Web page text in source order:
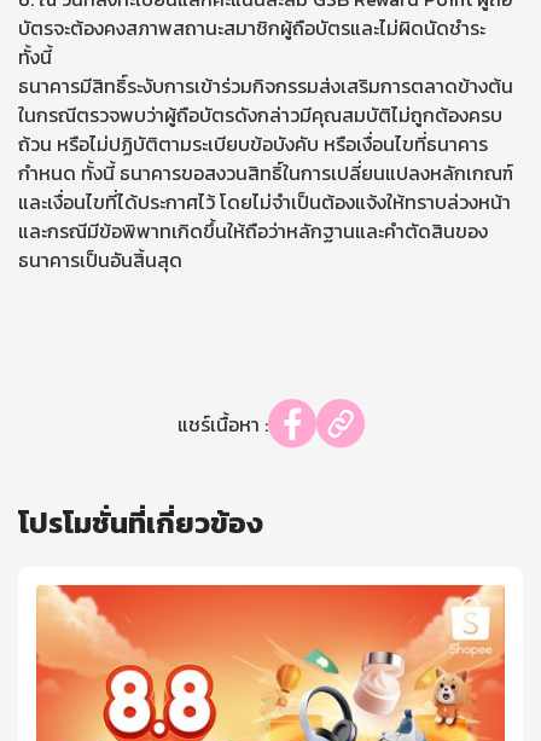
บัตรจะต้องคงสภาพสถานะสมาชิกผู้ถือบัตรและไม่ผิดนัดชำระ
ทั้งนี้
ธนาคารมีสิทธิ์ระงับการเข้าร่วมกิจกรรมส่งเสริมการตลาดข้างต้น
ในกรณีตรวจพบว่าผู้ถือบัตรดังกล่าวมีคุณสมบัติไม่ถูกต้องครบ
ถ้วน หรือไม่ปฏิบัติตามระเบียบข้อบังคับ หรือเงื่อนไขที่ธนาคาร
กำหนด ทั้งนี้ ธนาคารขอสงวนสิทธิ์ในการเปลี่ยนแปลงหลักเกณฑ์
และเงื่อนไขที่ได้ประกาศไว้ โดยไม่จำเป็นต้องแจ้งให้ทราบล่วงหน้า
และกรณีมีข้อพิพาทเกิดขึ้นให้ถือว่าหลักฐานและคำตัดสินของ
ธนาคารเป็นอันสิ้นสุด
แชร์เนื้อหา :
โปรโมชั่นที่เกี่ยวข้อง